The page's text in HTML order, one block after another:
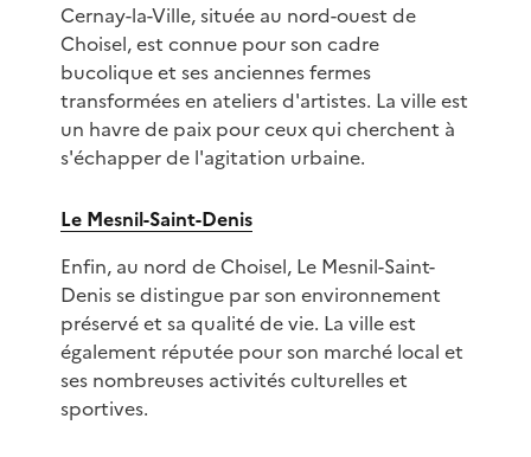
Cernay-la-Ville, située au nord-ouest de
Choisel, est connue pour son cadre
bucolique et ses anciennes fermes
transformées en ateliers d'artistes. La ville est
un havre de paix pour ceux qui cherchent à
s'échapper de l'agitation urbaine.
Le Mesnil-Saint-Denis
Enfin, au nord de Choisel, Le Mesnil-Saint-
Denis se distingue par son environnement
préservé et sa qualité de vie. La ville est
également réputée pour son marché local et
ses nombreuses activités culturelles et
sportives.